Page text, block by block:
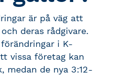
är på väg att
deras rådgivare.
i K-
vissa företag kan
medan de nya 3:12-